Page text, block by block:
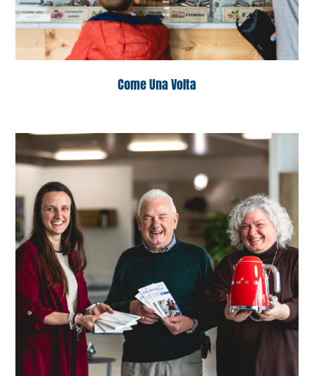
Come Una Volta